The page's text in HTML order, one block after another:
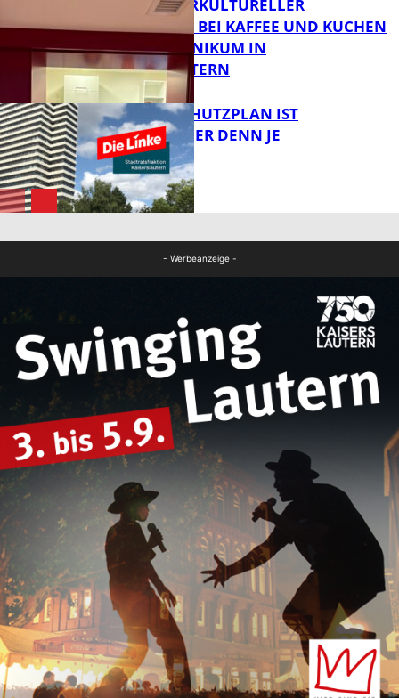
FB News
FB Gesundheit
NEUER INTERKULTURELLER
TREFFPUNKT BEI KAFFEE UND KUCHEN
IM PFALZKLINIKUM IN
KAISERSLAUTERN
EIN HITZESCHUTZPLAN IST
NOTWENDIGER DENN JE
- Werbeanzeige -